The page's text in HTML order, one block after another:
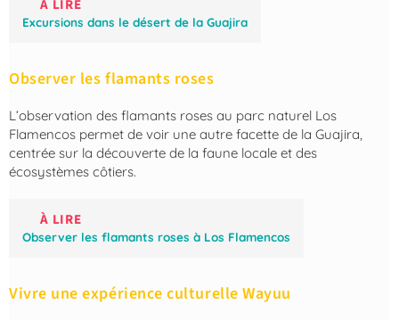
À LIRE
Excursions dans le désert de la Guajira
Observer les flamants roses
L’observation des flamants roses au parc naturel Los
Flamencos permet de voir une autre facette de la Guajira,
centrée sur la découverte de la faune locale et des
écosystèmes côtiers.
À LIRE
Observer les flamants roses à Los Flamencos
Vivre une expérience culturelle Wayuu